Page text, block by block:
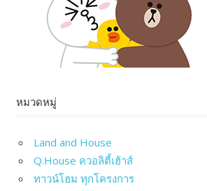
หมวดหมู่
Land and House
Q.House ควอลิตี้เฮ้าส์
ทาวน์โฮม ทุกโครงการ